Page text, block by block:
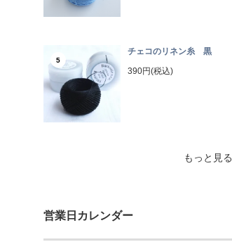
5
チェコのリネン糸 黒
390円(税込)
もっと見る
営業日カレンダー